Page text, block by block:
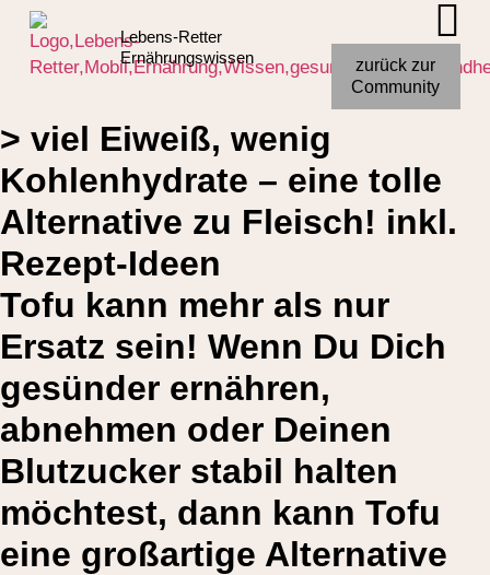
Lebens-Retter
Ernährungswissen
zurück zur
Community
Gesund Abnehmen mit Tofu:
> viel Eiweiß, wenig
Kohlenhydrate – eine tolle
Alternative zu Fleisch! inkl.
Rezept-Ideen
Tofu kann mehr als nur
Ersatz sein! Wenn Du Dich
gesünder ernähren,
abnehmen oder Deinen
Blutzucker stabil halten
möchtest, dann kann Tofu
eine großartige Alternative